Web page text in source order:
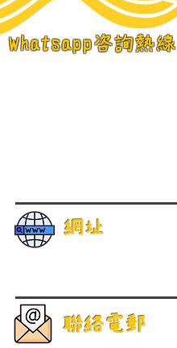
Whatsapp咨詢熱線
網址
聯絡電郵